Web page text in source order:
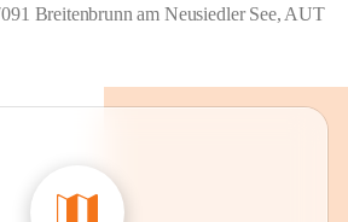
Breitenbrunn am Neusiedler See, AUT